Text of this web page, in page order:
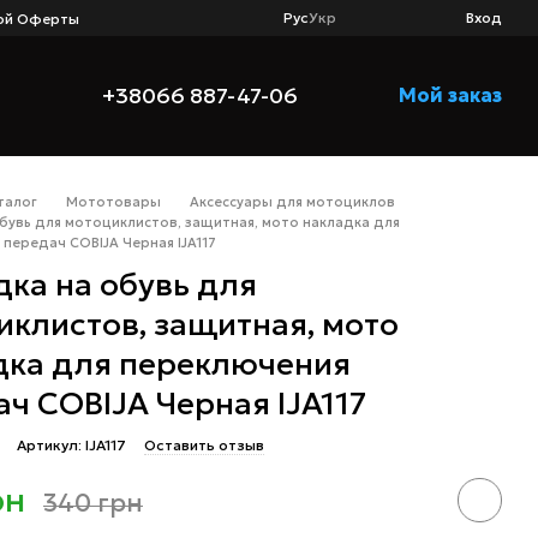
Оферты
РусУкр Вход
+38066 887-47-06 Мой заказ
Мототовары
Аксессуары для мотоциклов
для мотоциклистов, защитная, мото накладка для
COBIJA Черная IJA117
на обувь для
защитная, мото
для переключения
COBIJA Черная IJA117
Артикул: IJA117 Оставить отзыв
340 грн